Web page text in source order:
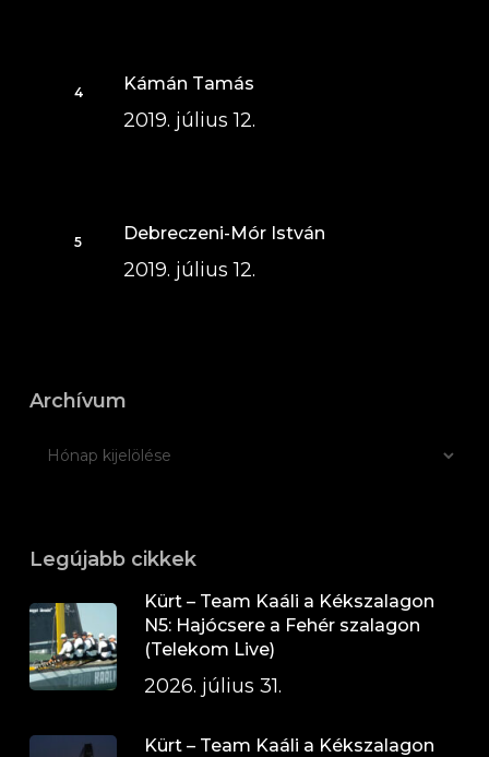
Kámán Tamás
2019. július 12.
Debreczeni-Mór István
2019. július 12.
Archívum
Legújabb cikkek
Kürt – Team Kaáli a Kékszalagon
N5: Hajócsere a Fehér szalagon
(Telekom Live)
2026. július 31.
Kürt – Team Kaáli a Kékszalagon